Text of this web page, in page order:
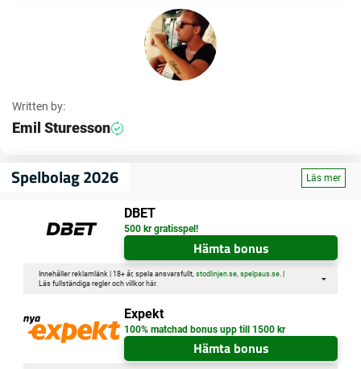
Written by:
Emil Sturesson
Spelbolag 2026 Läs mer
DBET
500 kr gratisspel!
Hämta bonus
Innehåller reklamlänk | 18+ år, spela ansvarsfullt, stodlinjen.se, spelpaus.se. |
Läs fullständiga regler och villkor här.
Expekt
100% matchad bonus upp till 1500 kr
Hämta bonus